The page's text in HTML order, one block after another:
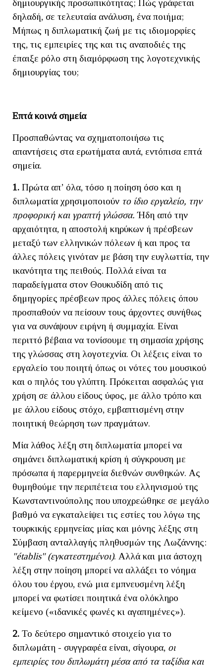
δημιουργικής προσωπικότητας; Πώς γράφεται
δηλαδή, σε τελευταία ανάλυση, ένα ποιήμα;
Μήπως η διπλωματική ζωή με τις ιδιομορφίες
της, τις εμπειρίες της και τις αναποδιές της
έπαιξε ρόλο στη διαμόρφωση της λογοτεχνικής
δημιουργίας του;
Επτά κοινά σημεία
Προσπαθώντας να σχηματοποιήσω τις
απαντήσεις στα ερωτήματα αυτά, εντόπισα επτά
σημεία.
1. Πρώτα απ’ όλα, τόσο η ποίηση όσο και η
διπλωματία χρησιμοποιούν το ίδιο εργαλείο, την
προφορική και γραπτή γλώσσα.Ήδη από την
αρχαιότητα, η αποστολή κηρύκων ή πρέσβεων
μεταξύ των ελληνικών πόλεων ή και προς τα
άλλες πόλεις γινόταν με βάση την ευγλωττία, την
ικανότητα της πειθούς. Πολλά είναι τα
παραδείγματα στον Θουκυδίδη από τις
δημηγορίες πρέσβεων προς άλλες πόλεις όπου
προσπαθούν να πείσουν τους άρχοντες συνήθως
για να συνάψουν ειρήνη ή συμμαχία. Είναι
περιττό βέβαια να τονίσουμε τη σημασία χρήσης
της γλώσσας στη λογοτεχνία. Οι λέξεις είναι το
εργαλείο του ποιητή όπως οι νότες του μουσικού
και ο πηλός του γλύπτη. Πρόκειται ασφαλώς για
χρήση σε άλλου είδους ύφος, με άλλο τρόπο και
με άλλου είδους στόχο, εμβαπτισμένη στην
ποιητική θεώρηση των πραγμάτων.
Μία λάθος λέξη στη διπλωματία μπορεί να
σημάνει διπλωματική κρίση ή σύγκρουση με
πρόσωπα ή παρερμηνεία διεθνών συνθηκών. Ας
θυμηθούμε την περιπέτεια του ελληνισμού της
Κωνσταντινούπολης που υποχρεώθηκε σε μεγάλο
βαθμό να εγκαταλείψει τις εστίες του λόγω της
τουρκικής ερμηνείας μίας και μόνης λέξης στη
Σύμβαση ανταλλαγής πληθυσμών της Λωζάννης:
"établis" (εγκατεστημένοι). Αλλά και μια άστοχη
λέξη στην ποίηση μπορεί να αλλάξει το νόημα
όλου του έργου, ενώ μια εμπνευσμένη λέξη
μπορεί να φωτίσει ποιητικά ένα ολόκληρο
κείμενο («ιδανικές φωνές κι αγαπημένες»).
2. Το δεύτερο σημαντικό στοιχείο για το
διπλωμάτη - συγγραφέα είναι, σίγουρα, οι
εμπειρίες του διπλωμάτη μέσα από τα ταξίδια και